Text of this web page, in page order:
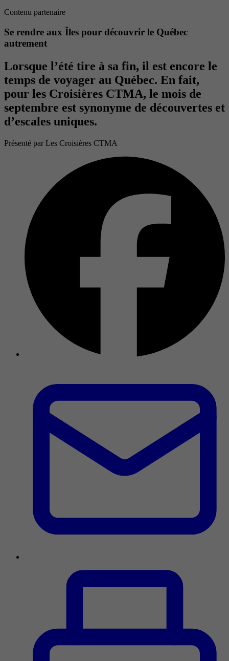
Contenu partenaire
Se rendre aux Îles pour découvrir le Québec
autrement
Lorsque l’été tire à sa fin, il est encore le
temps de voyager au Québec. En fait,
pour les Croisières CTMA, le mois de
septembre est synonyme de découvertes et
d’escales uniques.
Présenté par Les Croisières CTMA